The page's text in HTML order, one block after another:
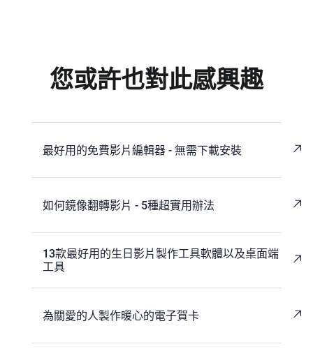
您或許也對此感興趣
最好用的免費影片編輯器 - 無需下載安裝
如何鏡像翻轉影片 - 5種超實用辦法
13款最好用的生日影片製作工具軟體以及桌面端
工具
為關愛的人製作暖心的電子賀卡